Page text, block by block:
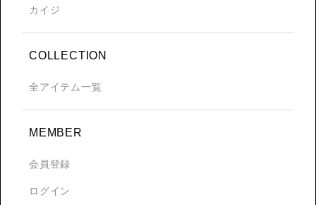
カイジ
COLLECTION
全アイテム一覧
MEMBER
会員登録
ログイン